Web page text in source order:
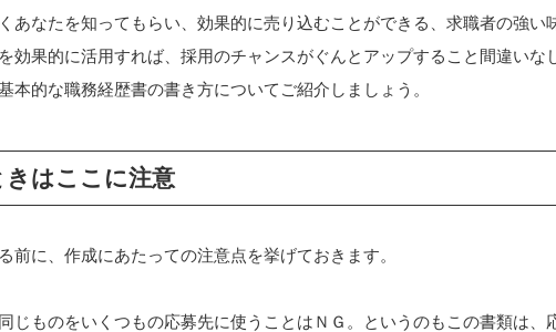
あなたを知ってもらい、効果的に売り込むことができる、求職者の強い
効果的に活用すれば、採用のチャンスがぐんとアップすること間違いな
本的な職務経歴書の書き方についてご紹介しましょう。
きはここに注意
前に、作成にあたっての注意点を挙げておきます。
じものをいくつもの応募先に使うことはＮＧ。というのもこの書類は、